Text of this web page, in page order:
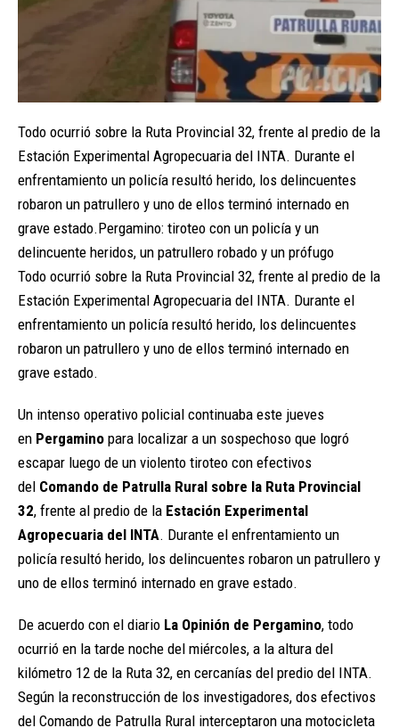
Todo ocurrió sobre la Ruta Provincial 32, frente al predio de la
Estación Experimental Agropecuaria del INTA. Durante el
enfrentamiento un policía resultó herido, los delincuentes
robaron un patrullero y uno de ellos terminó internado en
grave estado.Pergamino: tiroteo con un policía y un
delincuente heridos, un patrullero robado y un prófugo
Todo ocurrió sobre la Ruta Provincial 32, frente al predio de la
Estación Experimental Agropecuaria del INTA. Durante el
enfrentamiento un policía resultó herido, los delincuentes
robaron un patrullero y uno de ellos terminó internado en
grave estado.
Un intenso operativo policial continuaba este jueves
en Pergamino para localizar a un sospechoso que logró
escapar luego de un violento tiroteo con efectivos
del Comando de Patrulla Rural sobre la Ruta Provincial
32, frente al predio de la Estación Experimental
Agropecuaria del INTA. Durante el enfrentamiento un
policía resultó herido, los delincuentes robaron un patrullero y
uno de ellos terminó internado en grave estado.
De acuerdo con el diario La Opinión de Pergamino, todo
ocurrió en la tarde noche del miércoles, a la altura del
kilómetro 12 de la Ruta 32, en cercanías del predio del INTA.
Según la reconstrucción de los investigadores, dos efectivos
del Comando de Patrulla Rural interceptaron una motocicleta